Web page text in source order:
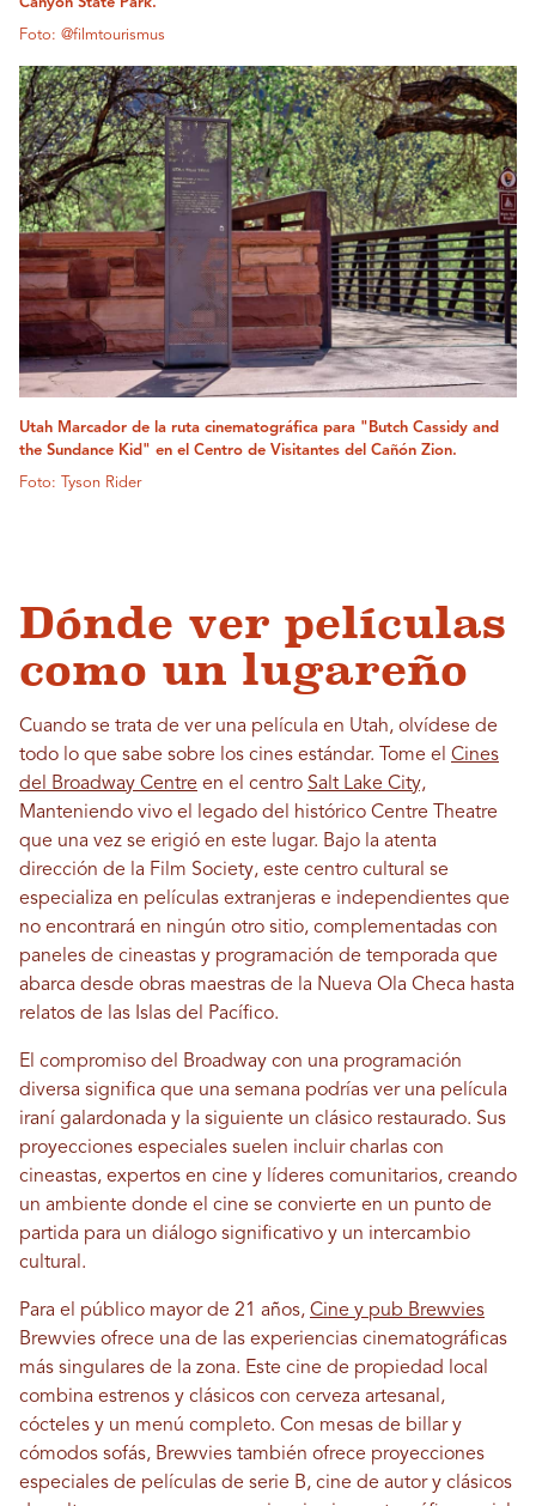
Foto: @filmtourismus
Utah Marcador de la ruta cinematográfica para "Butch Cassidy and
the Sundance Kid" en el Centro de Visitantes del Cañón Zion.
Foto: Tyson Rider
Dónde ver películas
como un lugareño
Cuando se trata de ver una película en Utah, olvídese de
todo lo que sabe sobre los cines estándar. Tome el Cines
del Broadway Centre en el centro Salt Lake City,
Manteniendo vivo el legado del histórico Centre Theatre
que una vez se erigió en este lugar. Bajo la atenta
dirección de la Film Society, este centro cultural se
especializa en películas extranjeras e independientes que
no encontrará en ningún otro sitio, complementadas con
paneles de cineastas y programación de temporada que
abarca desde obras maestras de la Nueva Ola Checa hasta
relatos de las Islas del Pacífico.
El compromiso del Broadway con una programación
diversa significa que una semana podrías ver una película
iraní galardonada y la siguiente un clásico restaurado. Sus
proyecciones especiales suelen incluir charlas con
cineastas, expertos en cine y líderes comunitarios, creando
un ambiente donde el cine se convierte en un punto de
partida para un diálogo significativo y un intercambio
cultural.
Para el público mayor de 21 años, Cine y pub Brewvies
Brewvies ofrece una de las experiencias cinematográficas
más singulares de la zona. Este cine de propiedad local
combina estrenos y clásicos con cerveza artesanal,
cócteles y un menú completo. Con mesas de billar y
cómodos sofás, Brewvies también ofrece proyecciones
especiales de películas de serie B, cine de autor y clásicos